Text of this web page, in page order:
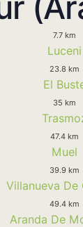
7.7 km
Luceni
23.8 km
El
35 km
47.4 km
Muel
39.9 km
Villanueva De
49.4 km
Aranda De